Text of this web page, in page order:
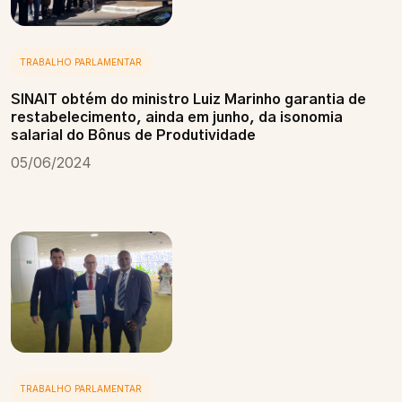
TRABALHO PARLAMENTAR
SINAIT obtém do ministro Luiz Marinho garantia de
restabelecimento, ainda em junho, da isonomia
salarial do Bônus de Produtividade
05/06/2024
TRABALHO PARLAMENTAR